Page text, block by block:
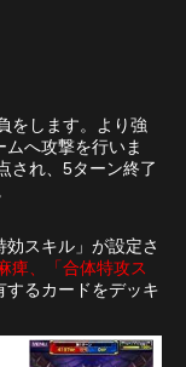
をします。より強
へ攻撃を行いま
され、5ターン終了
スキル」が設定さ
痺、「合体特攻ス
するカードをデッキ